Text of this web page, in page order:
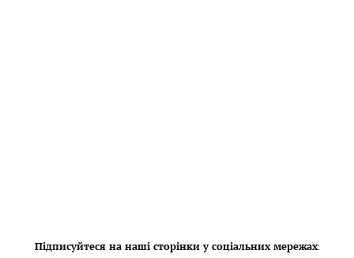
Підписуйтеся на наші сторінки у соціальних мережах: